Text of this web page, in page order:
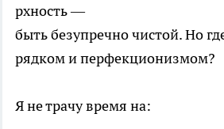
рхность —
быть безупречно чистой. Но
рядком и перфекционизмом?
Я не трачу время на: